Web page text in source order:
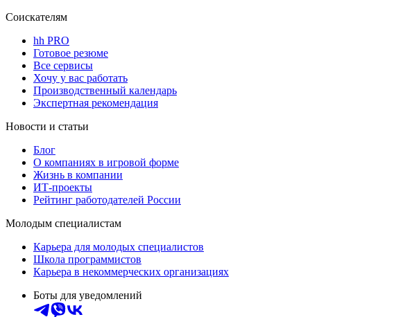
Соискателям
hh PRO
Готовое резюме
Все сервисы
Хочу у вас работать
Производственный календарь
Экспертная рекомендация
Новости и статьи
Блог
О компаниях в игровой форме
Жизнь в компании
ИТ-проекты
Рейтинг работодателей России
Молодым специалистам
Карьера для молодых специалистов
Школа программистов
Карьера в некоммерческих организациях
Боты для уведомлений